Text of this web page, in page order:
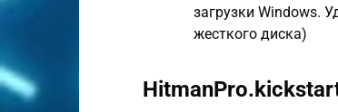
загрузки Windows.
жесткого диска)